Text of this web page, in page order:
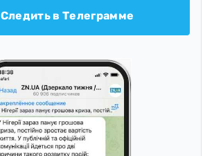
Следить в Телеграмме